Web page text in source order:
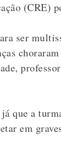
(CRE)
ser
que a
em